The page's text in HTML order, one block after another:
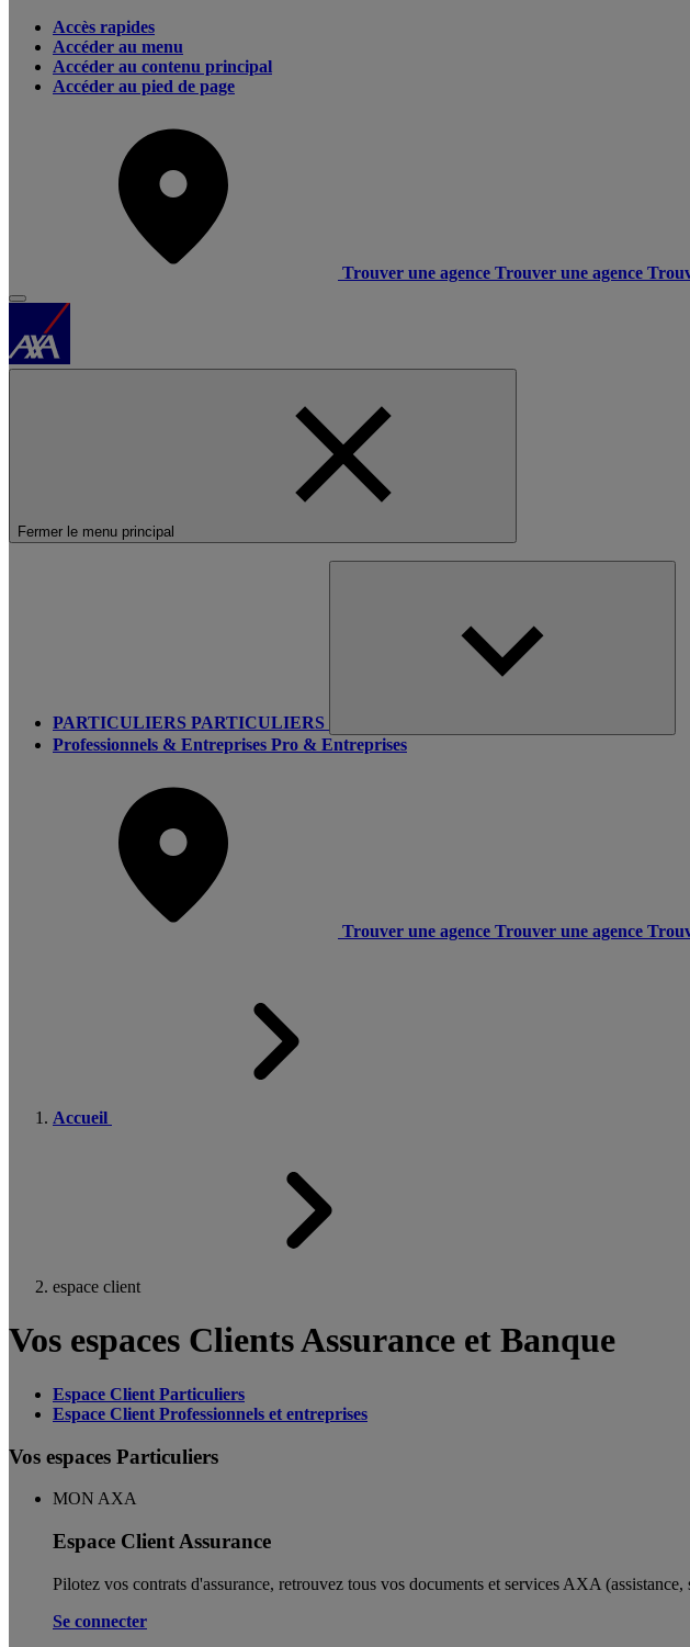
Accès rapides
Accéder au menu
Accéder au contenu principal
Accéder au pied de page
Trouver une agence Trouver une agence
Fermer le menu principal
PARTICULIERS PARTICULIERS
Professionnels & Entreprises Pro & Entreprises
Trouver une agence Trouver une agence
Accueil
espace client
Vos espaces Clients Assurance et Banque
Espace Client Particuliers
Espace Client Professionnels et entreprises
Vos espaces Particuliers
MON AXA
Espace Client Assurance
Pilotez vos contrats d'assurance, retrouvez tous vos documents et services AXA
Se connecter